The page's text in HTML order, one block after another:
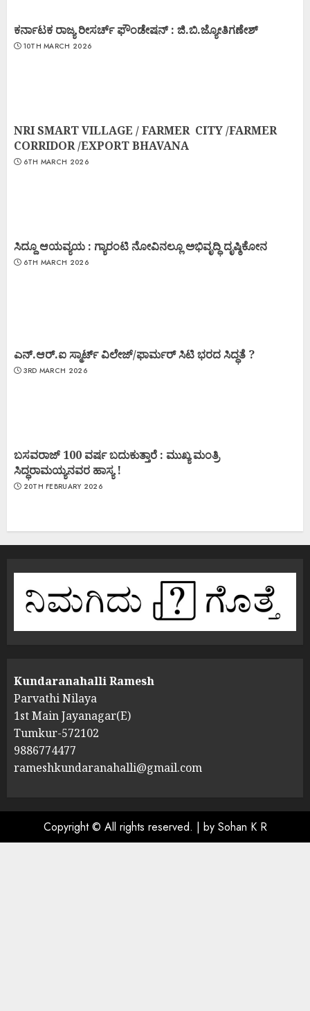
ಕರ್ನಾಟಕ ರಾಜ್ಯ ರೀಸರ್ಚ್ ಫೌಂಡೇಷನ್ : ಜಿ.ಬಿ.ಜ್ಯೋತಿಗಣೇಶ್
10TH MARCH 2026
NRI SMART VILLAGE / FARMER CITY /FARMER
CORRIDOR /EXPORT BHAVANA
6TH MARCH 2026
ಸಿದ್ದೂ ಆಯವ್ಯಯ : ಗ್ಯಾರಂಟಿ ನೋವಿನಲ್ಲೂ ಅಭಿವೃದ್ಧಿ ದೃಷ್ಠಿಕೋನ
6TH MARCH 2026
ಎನ್.ಆರ್.ಐ ಸ್ಮಾರ್ಟ್ ವಿಲೇಜ್/ಫಾರ್ಮರ್ ಸಿಟಿ ಭರದ ಸಿದ್ಧತೆ ?
3RD MARCH 2026
ಬಸವರಾಜ್ 100 ವರ್ಷ ಬದುಕುತ್ತಾರೆ : ಮುಖ್ಯ ಮಂತ್ರಿ
ಸಿದ್ಧರಾಮಯ್ಯನವರ ಹಾಸ್ಯ !
20TH FEBRUARY 2026
Kundaranahalli Ramesh
Parvathi Nilaya
1st Main Jayanagar(E)
Tumkur-572102
9886774477
rameshkundaranahalli@gmail.com
Copyright © All rights reserved. | by Sohan K R